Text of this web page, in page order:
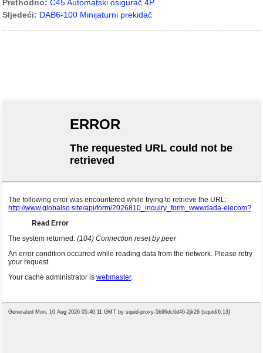
Prethodno: C45 Automatski osigurač 4P
Sljedeći: DAB6-100 Minijaturni prekidač